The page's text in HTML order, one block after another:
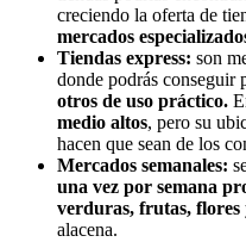
creciendo la oferta de
mercados
Tiendas express: son
donde podrás conseguir
otros de uso práctico.
medio altos, pero su
hacen que sean de los
Mercados semanales:
una vez por semana
verduras, frutas, flores
alacena.